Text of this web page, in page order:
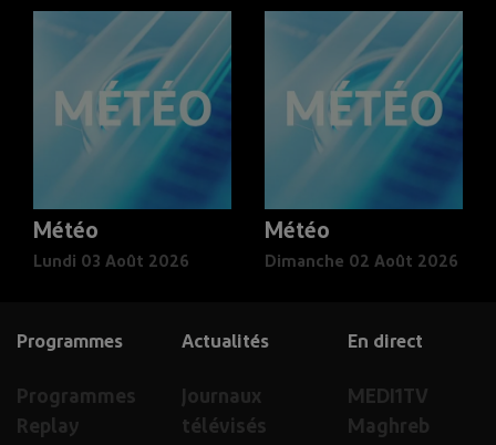
Météo
Lundi 03 Août 2026
Météo
Dimanche 02 Août 2026
En direct
MEDI1TV
Maghreb
Actualités
Journaux
télévisés
Programmes
Programmes
Replay